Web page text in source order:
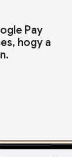
Pay
hogy a